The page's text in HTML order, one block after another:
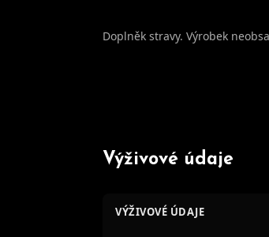
Doplněk stravy. Výrobek
Výživové údaje
VÝŽIVOVÉ ÚDAJE